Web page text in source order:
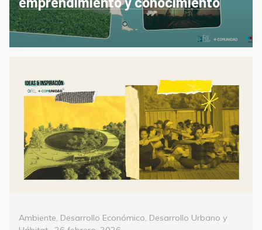
Categorías
Ambiente, Desarrollo Económico, Desarrollo Urbano y